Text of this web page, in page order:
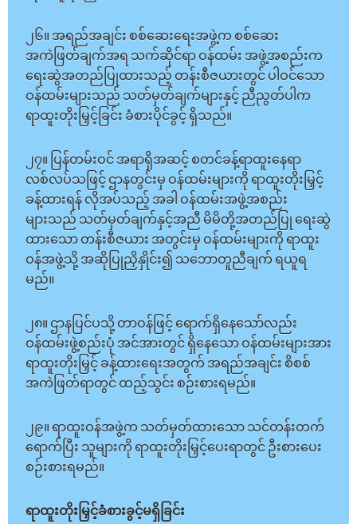
၂၆။ အရည်အချင်း စစ်ဆေးရေးအဖွဲ့က စစ်ဆေး
အကဲဖြတ်ချက်အရ သက်ဆိုင်ရာ ဝန်ထမ်း အဖွဲ့အစည်းက
ရေးဆွဲအတည်ပြုထားသည့် တန်းစီဇယားတွင် ပါဝင်သော
ဝန်ထမ်းများသည် သတ်မှတ်ချက်များနှင့် ညီညွတ်ပါက
ရာထူးတိုးမြှင့်ခြင်း ခံစားပိုင်ခွင့် ရှိသည်။
၂၇။ ပြန်တမ်းဝင် အရာရှိအဆင့် စတင်ခန့်ရာထူးနေရာ
လစ်လပ်သဖြင့် ဌာနတွင်းမှ ဝန်ထမ်းများကို ရာထူးတိုးမြှင့်
ခန့်ထားရန် လိုအပ်သည့် အခါ ဝန်ထမ်းအဖွဲ့အစည်း
များသည် သတ်မှတ်ချက်နှင့်အညီ မိမိတို့အတည်ပြု ရေးဆွဲ
ထားသော တန်းစီဇယား အတွင်းမှ ဝန်ထမ်းများကို ရာထူး
ဝန်အဖွဲ့သို့ အဆိုပြုညှိနှိုင်း၍ သဘောတူညီချက် ရယူရ
မည်။
၂၈။ ဌာနပြင်ပသို့ တာဝန်ဖြင့် ရောက်ရှိနေသော်လည်း
ဝန်ထမ်းဖွဲ့စည်းပုံ အင်အားတွင် ရှိနေသော ဝန်ထမ်းများအား
ရာထူးတိုးမြှင့် ခန့်ထားရေးအတွက် အရည်အချင်း စိစစ်
အကဲဖြတ်ရာတွင် ထည့်သွင်း စဉ်းစားရမည်။
၂၉။ ရာထူးဝန်အဖွဲ့က သတ်မှတ်ထားသော သင်တန်းတက်
ရောက်ပြီး သူများကို ရာထူးတိုးမြှင့်ပေးရာတွင် ဦးစားပေး
စဉ်းစားရမည်။
ရာထူးတိုးမြှင့်ခံစားခွင့်မရှိခြင်း